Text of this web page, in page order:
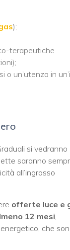
);
terapeutiche
o un’utenza in
si vedranno
saranno
all’ingrosso
offerte luce e
12 mesi
che